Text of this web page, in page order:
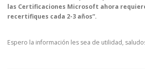
las Certificaciones Microsoft ahora
recertifiques cada 2-3 años”.
Espero la información les sea de utilidad,